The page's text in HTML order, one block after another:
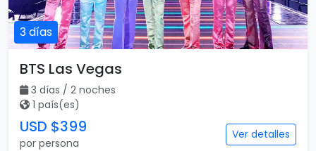
3 días
BTS Las Vegas
3 días / 2 noches
1 país(es)
USD $399
por persona
Ver detalles